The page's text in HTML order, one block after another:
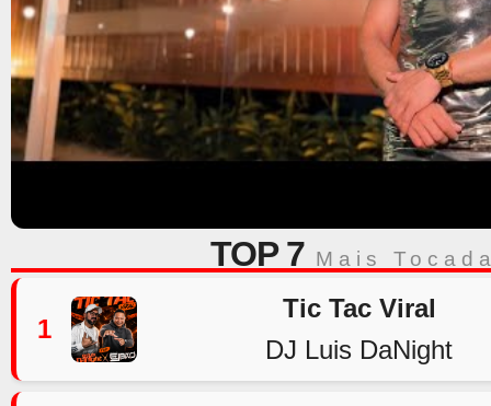
TOP 7 Mais
1
Tic Tac Viral
DJ Luis DaNight